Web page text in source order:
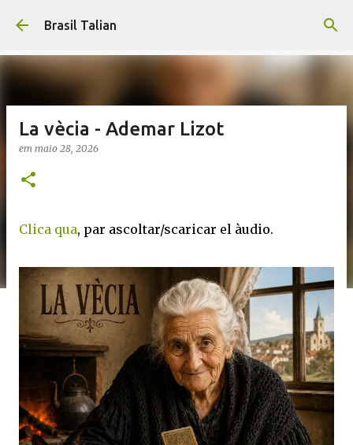
Pular para o conteúdo principal
Brasil Talian
La vècia - Ademar Lizot
em maio 28, 2026
Clica qua, par ascoltar/scaricar el àudio.